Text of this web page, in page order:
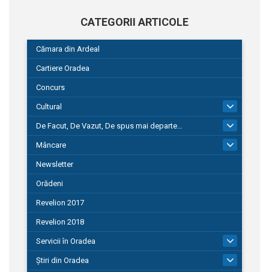
CATEGORII ARTICOLE
Cămara din Ardeal
Cartiere Oradea
Concurs
Cultural
De Facut, De Vazut, De spus mai departe…
580
Mâncare
Newsletter
Orădeni
Revelion 2017
Revelion 2018
Servicii în Oradea
Știri din Oradea